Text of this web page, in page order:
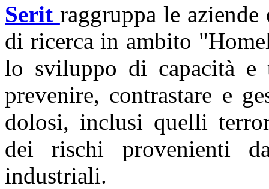
Serit raggruppa le
di ricerca in ambito
lo sviluppo di capacità e
prevenire, contrastare e
dolosi, inclusi quelli
dei rischi provenienti
industriali.